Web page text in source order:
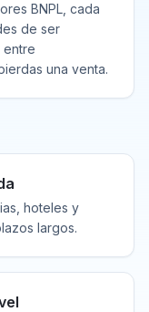
BNPL, cada
de ser
entre
una venta.
hoteles y
largos.